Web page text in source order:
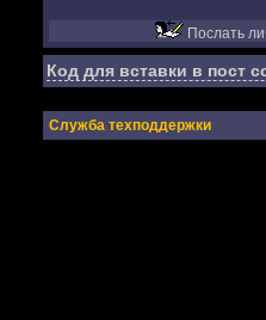
Послать
Код для вставки в пост
Служба техподдержки